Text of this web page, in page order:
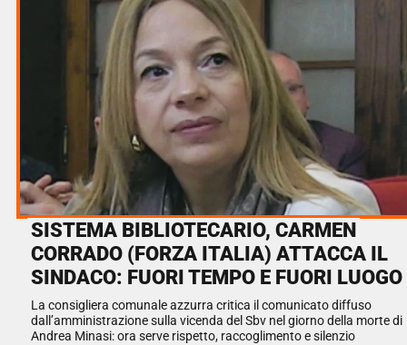
SISTEMA BIBLIOTECARIO, CARMEN
CORRADO (FORZA ITALIA) ATTACCA IL
SINDACO: FUORI TEMPO E FUORI LUOGO
La consigliera comunale azzurra critica il comunicato diffuso
dall’amministrazione sulla vicenda del Sbv nel giorno della morte di
Andrea Minasi: ora serve rispetto, raccoglimento e silenzio